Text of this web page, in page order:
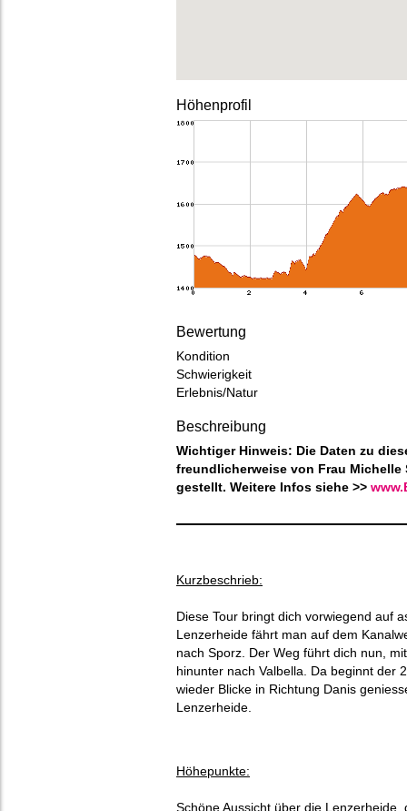
Höhenprofil
Bewertung
Kondition
Schwierigkeit
Erlebnis/Natur
Beschreibung
Wichtiger Hinweis: Die Daten zu
freundlicherweise von Frau Michelle
gestellt. Weitere Infos siehe >>
Kurzbeschrieb:
Diese Tour bringt dich vorwiegend auf
Lenzerheide fährt man auf dem
nach Sporz. Der Weg führt dich nun,
hinunter nach Valbella. Da beginnt der
wieder Blicke in Richtung Danis
Lenzerheide.
Höhepunkte:
Schöne Aussicht über die